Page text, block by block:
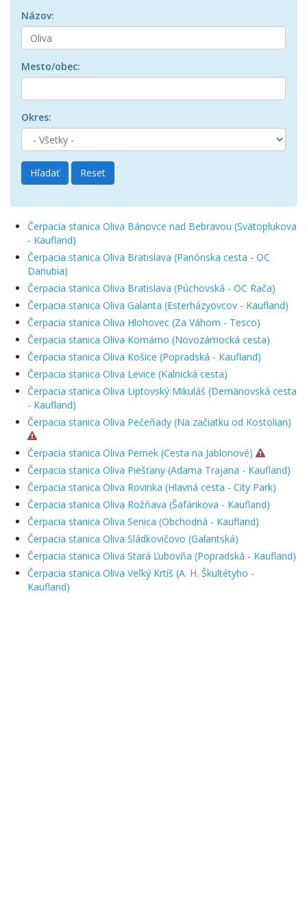
Názov:
Mesto/obec:
Okres:
Hľadať Reset
Čerpacia stanica Oliva Bánovce nad Bebravou (Svätoplukova
- Kaufland)
Čerpacia stanica Oliva Bratislava (Panónska cesta - OC
Danubia)
Čerpacia stanica Oliva Bratislava (Púchovská - OC Rača)
Čerpacia stanica Oliva Galanta (Esterházyovcov - Kaufland)
Čerpacia stanica Oliva Hlohovec (Za Váhom - Tesco)
Čerpacia stanica Oliva Komárno (Novozámocká cesta)
Čerpacia stanica Oliva Košice (Popradská - Kaufland)
Čerpacia stanica Oliva Levice (Kalnická cesta)
Čerpacia stanica Oliva Liptovský Mikuláš (Demänovská cesta
- Kaufland)
Čerpacia stanica Oliva Pečeňady (Na začiatku od Kostolian)
Čerpacia stanica Oliva Pernek (Cesta na Jablonové)
Čerpacia stanica Oliva Piešťany (Adama Trajana - Kaufland)
Čerpacia stanica Oliva Rovinka (Hlavná cesta - City Park)
Čerpacia stanica Oliva Rožňava (Šafárikova - Kaufland)
Čerpacia stanica Oliva Senica (Obchodná - Kaufland)
Čerpacia stanica Oliva Sládkovičovo (Galantská)
Čerpacia stanica Oliva Stará Ľubovňa (Popradská - Kaufland)
Čerpacia stanica Oliva Veľký Krtíš (A. H. Škultétyho -
Kaufland)